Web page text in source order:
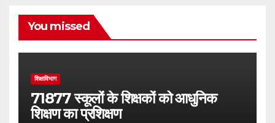
You missed
शिक्षाविभाग
71877 स्कूलों के शिक्षकों को आधुनिक
शिक्षण का प्रशिक्षण